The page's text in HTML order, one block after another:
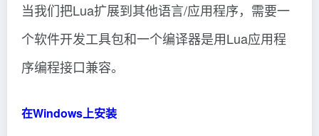
当我们把Lua扩展到其他语言/应用程序，需要一
个软件开发工具包和一个编译器是用Lua应用程
序编程接口兼容。
在Windows上安装